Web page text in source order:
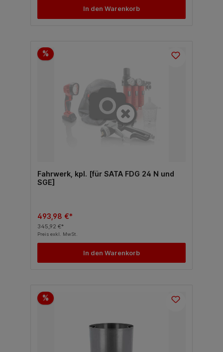
In den Warenkorb
%
Fahrwerk, kpl. [für SATA FDG 24 N und
SGE]
493,98 €*
345,92 €*
Preis exkl. MwSt.
In den Warenkorb
%